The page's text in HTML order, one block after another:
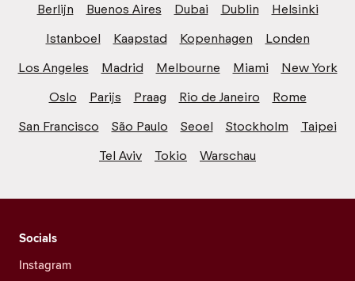
Berlijn
Buenos Aires Dubai Dublin
Helsinki
Istanboel
Kaapstad Kopenhagen
Londen
Los Angeles
Madrid Melbourne Miami
New York
Oslo
Parijs Praag Rio de Janeiro
Rome
San Francisco
São Paulo Seoel Stockholm
Taipei
Tel Aviv
Tokio Warschau
Socials
Instagram